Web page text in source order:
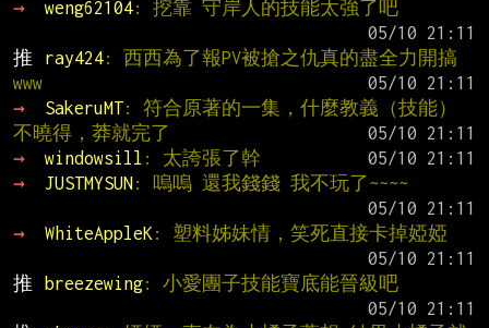
→
weng62104: 挖靠 守岸人的技能太強了吧
推
ray424: 西西為了報PV被搶之仇真的盡全力開搞
www
→
SakeruMT: 符合原著的一集，什麼教義（技能）
不曉得，莽就完了
→
windowsill : 太誇張了幹
→
JUSTMYSUN: 嗚嗚 還我錢錢 我不玩了~~~~
→
WhiteAppleK : 塑料姊妹情，笑死直接卡掉婭婭
推
breezewing: 小愛團子技能寶底能晉級吧